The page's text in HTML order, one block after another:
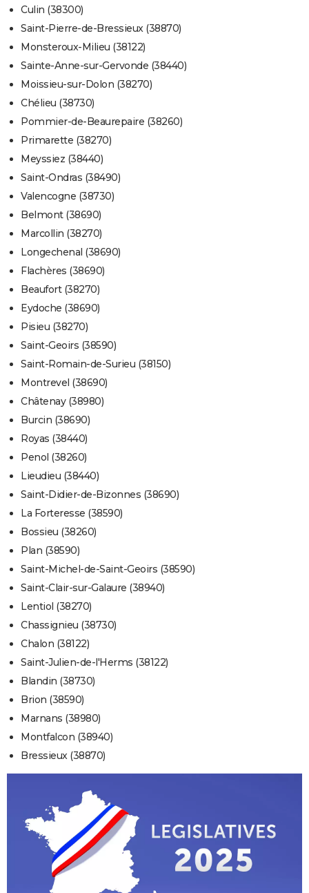
Culin (38300)
Saint-Pierre-de-Bressieux (38870)
Monsteroux-Milieu (38122)
Sainte-Anne-sur-Gervonde (38440)
Moissieu-sur-Dolon (38270)
Chélieu (38730)
Pommier-de-Beaurepaire (38260)
Primarette (38270)
Meyssiez (38440)
Saint-Ondras (38490)
Valencogne (38730)
Belmont (38690)
Marcollin (38270)
Longechenal (38690)
Flachères (38690)
Beaufort (38270)
Eydoche (38690)
Pisieu (38270)
Saint-Geoirs (38590)
Saint-Romain-de-Surieu (38150)
Montrevel (38690)
Châtenay (38980)
Burcin (38690)
Royas (38440)
Penol (38260)
Lieudieu (38440)
Saint-Didier-de-Bizonnes (38690)
La Forteresse (38590)
Bossieu (38260)
Plan (38590)
Saint-Michel-de-Saint-Geoirs (38590)
Saint-Clair-sur-Galaure (38940)
Lentiol (38270)
Chassignieu (38730)
Chalon (38122)
Saint-Julien-de-l'Herms (38122)
Blandin (38730)
Brion (38590)
Marnans (38980)
Montfalcon (38940)
Bressieux (38870)